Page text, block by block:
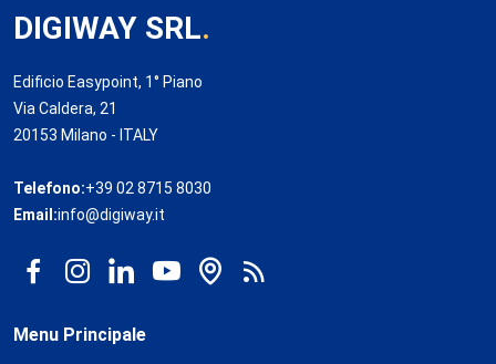
DIGIWAY SRL.
Edificio Easypoint, 1° Piano
Via Caldera, 21
20153 Milano - ITALY
Telefono:+39 02 8715 8030
Email:info@digiway.it
Menu Principale